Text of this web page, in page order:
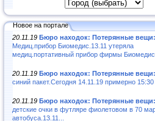
Новое на портале
20.11.19 Бюро находок: Потерянные вещи:
Медиц.прибор Биомедис.13.11 утеряла
медиц.портативный прибор фирмы
20.11.19 Бюро находок: Потерянные вещи:
синий пакет.Сегодня 14.11.19 примерно 15:30
20.11.19 Бюро находок: Потерянные вещи:
детские очки в футляре фиолетовом в 70
автобуса.13.11...